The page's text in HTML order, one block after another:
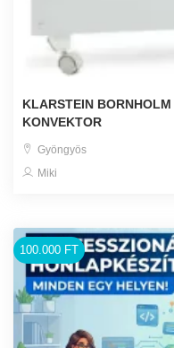
KLARSTEIN
KONVEKTOR
Gyöngyös
Miki
100.000 FT